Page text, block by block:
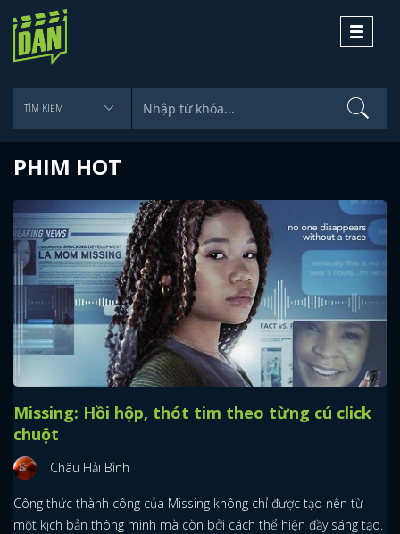
Toggle
PHIM HOT
Missing: Hồi hộp, thót tim theo từng cú click
chuột
Châu Hải Bình
Công thức thành công của Missing không chỉ được tạo nên từ
một kịch bản thông minh mà còn bởi cách thể hiện đầy sáng tạo.